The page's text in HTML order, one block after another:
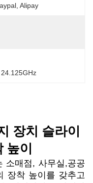
Alipay
장치 슬라이
높이
소매점, 사무실,공공
장착 높이를 갖추고